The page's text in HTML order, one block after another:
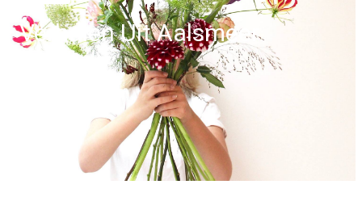
Verhalen Uit Aalsmeer